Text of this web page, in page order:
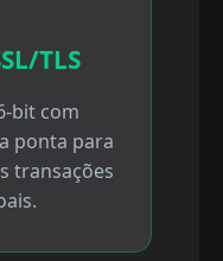
TLS
bit com
ponta para
transações